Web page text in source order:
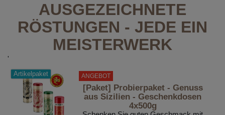
AUSGEZEICHNETE
RÖSTUNGEN - JEDE EIN
MEISTERWERK
'
Artikelpaket ANGEBOT
[Paket] Probierpaket - Genuss
aus Sizilien - Geschenkdosen
4x500g